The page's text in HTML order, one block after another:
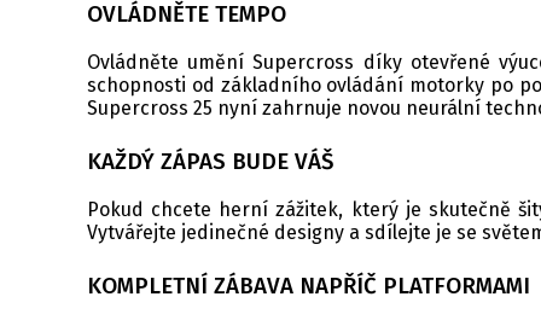
OVLÁDNĚTE TEMPO
Ovládněte umění Supercross díky otevřené
schopnosti od základního ovládání motorky po
Supercross 25 nyní zahrnuje novou neurální
KAŽDÝ ZÁPAS BUDE VÁŠ
Pokud chcete herní zážitek, který je skutečně
Vytvářejte jedinečné designy a sdílejte je se
KOMPLETNÍ ZÁBAVA NAPŘÍČ PLATFORMAMI